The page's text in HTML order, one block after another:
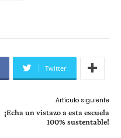
Twitter
Artículo siguiente
¡Echa un vistazo a esta escuela
100% sustentable!